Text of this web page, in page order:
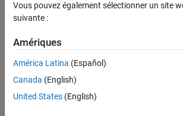
Input Arguments
See Also
h.addPrebuildTool(bldtl_name)
Description
h.addPrebuildTool(
adds it to thePrebuildTools
Vous pouvez également sélectionner un site
suivante :
Amériques
América Latina (Español)
Canada (English)
United States (English)